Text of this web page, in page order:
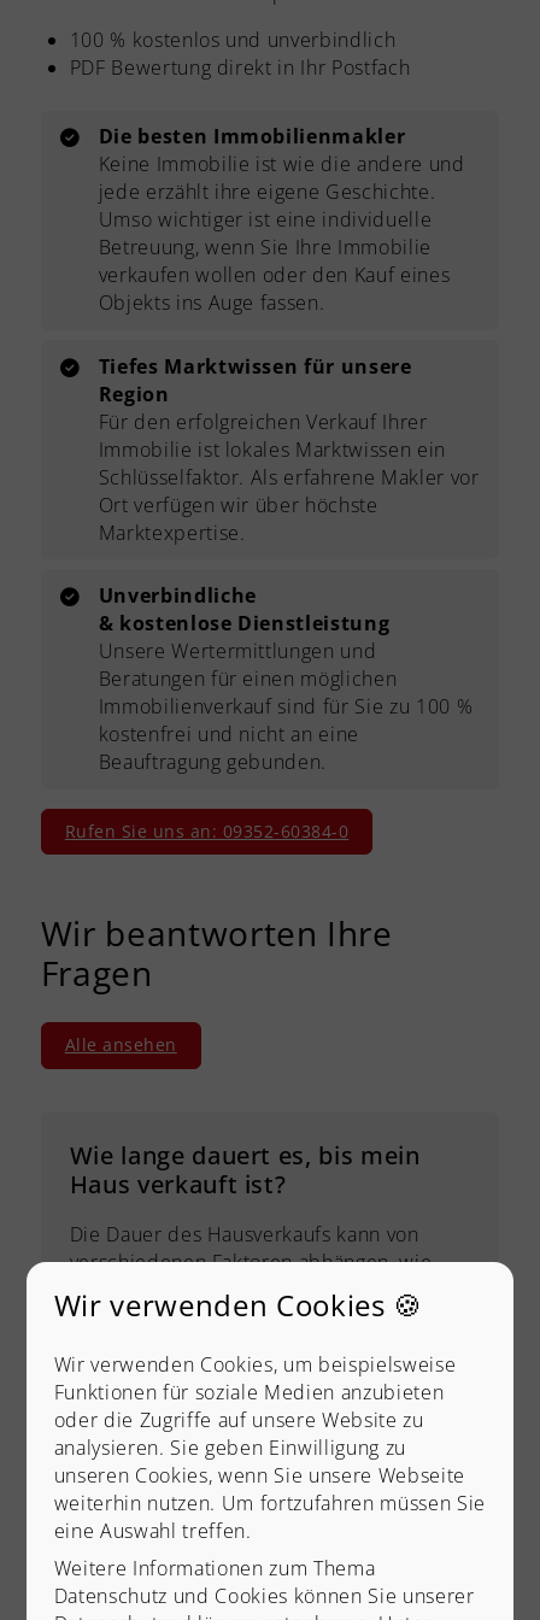
100 % kostenlos und unverbindlich
PDF Bewertung direkt in Ihr Postfach
Die besten Immobilienmakler
Keine Immobilie ist wie die andere und
jede erzählt ihre eigene Geschichte.
Umso wichtiger ist eine individuelle
Betreuung, wenn Sie Ihre Immobilie
verkaufen wollen oder den Kauf eines
Objekts ins Auge fassen.
Tiefes Marktwissen für unsere
Region
Für den erfolgreichen Verkauf Ihrer
Immobilie ist lokales Marktwissen ein
Schlüsselfaktor. Als erfahrene Makler vor
Ort verfügen wir über höchste
Marktexpertise.
Unverbindliche
& kostenlose Dienstleistung
Unsere Wertermittlungen und
Beratungen für einen möglichen
Immobilienverkauf sind für Sie zu 100 %
kostenfrei und nicht an eine
Beauftragung gebunden.
Rufen Sie uns an: 09352-60384-0
Wir beantworten Ihre
Fragen
Alle ansehen
Wie lange dauert es, bis mein
Haus verkauft ist?
Die Dauer des Hausverkaufs kann von
verschiedenen Faktoren abhängen, wie
dem Zustand des Hauses, der Lage, dem
aktuellen Immobilienmarkt und der
kann es zwischen einigen Wochen bis hin
zu mehreren Monaten dauern, bis ein
Haus verkauft ist.
Modernisierung oder "Verkauf an
Bastler"?
Wir verwenden Cookies 🍪
Wir verwenden Cookies, um beispielsweise
Funktionen für soziale Medien anzubieten
oder die Zugriffe auf unsere Website zu
analysieren. Sie geben Einwilligung zu
unseren Cookies, wenn Sie unsere Webseite
weiterhin nutzen. Um fortzufahren müssen Sie
eine Auswahl treffen.
Weitere Informationen zum Thema
Datenschutz und Cookies können Sie unserer